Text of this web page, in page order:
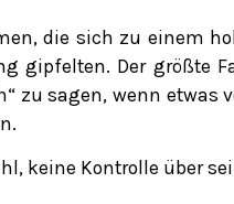
die sich zu einem
gipfelten. Der größte
zu sagen, wenn
keine Kontrolle über